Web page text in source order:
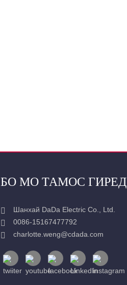
БО МО ТАМОС ГИРЕД
Шанхай DaDa Electric Co., Ltd.
0086-15167477792
charlotte.weng@cdada.com